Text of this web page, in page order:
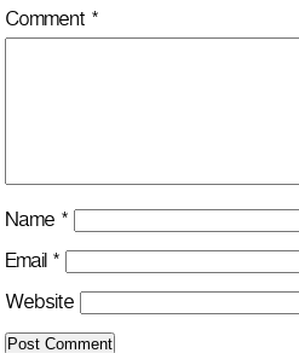
Comment *
Name *
Email *
Website